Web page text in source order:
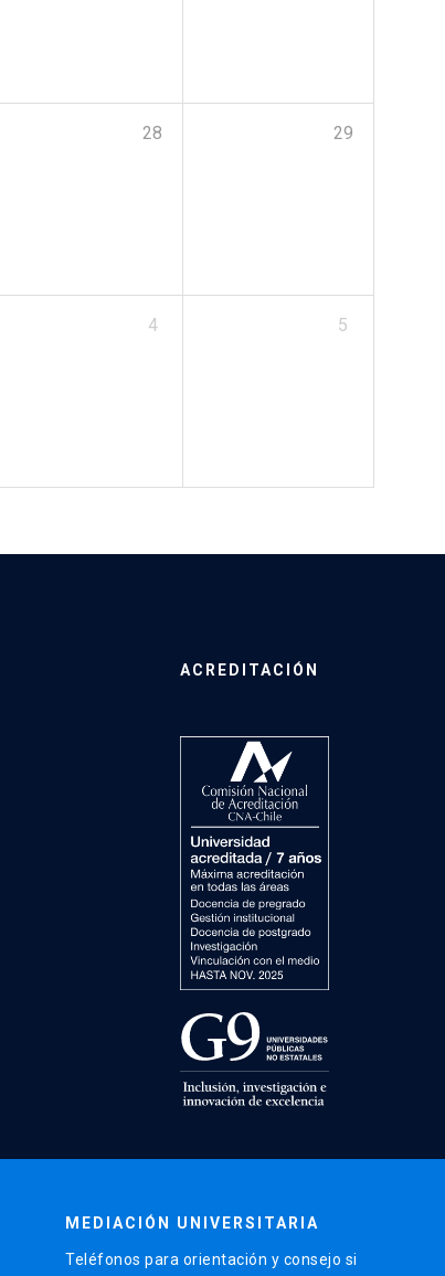
28 29
4 5
ACREDITACIÓN
MEDIACIÓN UNIVERSITARIA
Teléfonos para orientación y consejo si